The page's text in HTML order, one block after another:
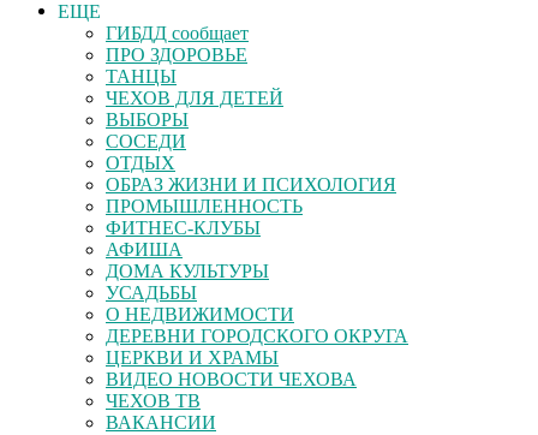
ЕЩЕ
ГИБДД сообщает
ПРО ЗДОРОВЬЕ
ТАНЦЫ
ЧЕХОВ ДЛЯ ДЕТЕЙ
ВЫБОРЫ
СОСЕДИ
ОТДЫХ
ОБРАЗ ЖИЗНИ И ПСИХОЛОГИЯ
ПРОМЫШЛЕННОСТЬ
ФИТНЕС-КЛУБЫ
АФИША
ДОМА КУЛЬТУРЫ
УСАДЬБЫ
О НЕДВИЖИМОСТИ
ДЕРЕВНИ ГОРОДСКОГО ОКРУГА
ЦЕРКВИ И ХРАМЫ
ВИДЕО НОВОСТИ ЧЕХОВА
ЧЕХОВ ТВ
ВАКАНСИИ